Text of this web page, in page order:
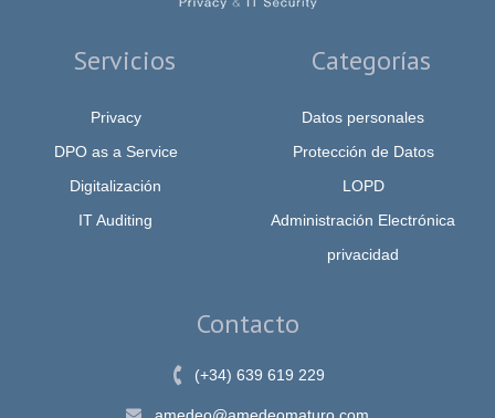
Servicios
Privacy
DPO as a Service
Digitalización
IT Auditing
Categorías
Datos personales
Protección de Datos
LOPD
Administración Electrónica
privacidad
Contacto
(+34) 639 619 229